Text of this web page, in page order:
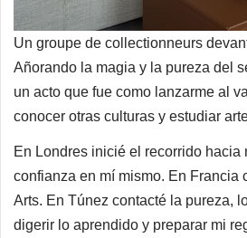
Un groupe de collectionneurs
Añorando la magia y la pureza del
un acto que fue como lanzarme al
conocer otras culturas y estudiar
En Londres inicié el recorrido
confianza en mí mismo. En
Arts. En Túnez contacté la pureza,
digerir lo aprendido y preparar mi